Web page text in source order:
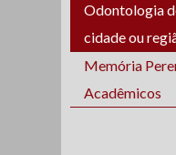
Odontologia
cidade ou
Memória
Acadêmicos